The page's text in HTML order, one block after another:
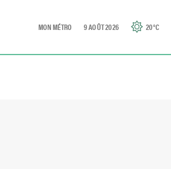
MON MÉTRO 9 AOÛT 2026 20°C